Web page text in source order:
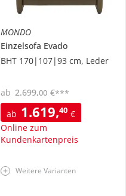
MONDO
Einzelsofa Evado
BHT 170|107|93 cm, Leder
ab 1.619,40 €
Online zum
Kundenkartenpreis
ab 2.699,00 €***
Weitere Varianten